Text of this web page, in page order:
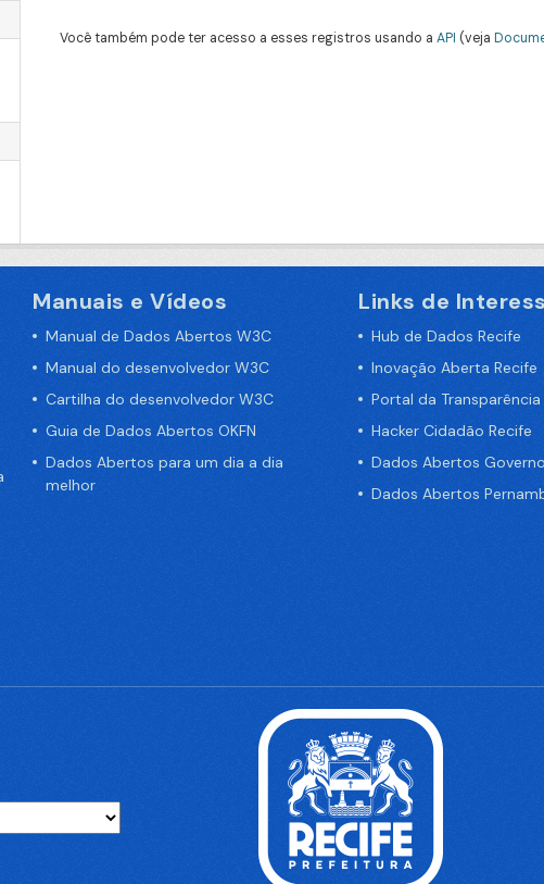
Você também pode ter acesso a esses registros usando a API (veja
Manuais e Vídeos
Manual de Dados Abertos W3C
Manual do desenvolvedor W3C
Cartilha do desenvolvedor W3C
Guia de Dados Abertos OKFN
Dados Abertos para um dia a dia
melhor
Links de
Hub de Dados Recife
Inovação Aberta Recife
Portal da Transparência
Hacker Cidadão Recife
Dados Abertos
Dados Abertos